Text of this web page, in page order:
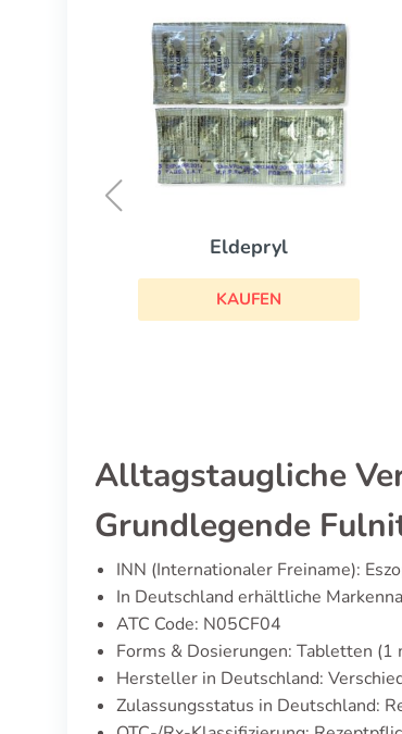
Azulfidine
KAUFEN
Alltagstaugliche
Grundlegende
INN (Internationaler Freiname):
In Deutschland erhältliche
ATC Code: N05CF04
Forms & Dosierungen: Tabletten (1
Hersteller in Deutschland:
Zulassungsstatus in Deutschland: